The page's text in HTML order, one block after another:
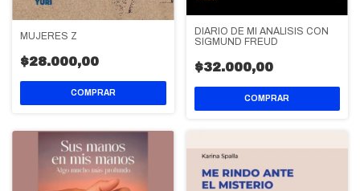
MUJERES Z
$28.000,00
DIARIO DE MI ANÁLISIS CON
SIGMUND FREUD
$32.000,00